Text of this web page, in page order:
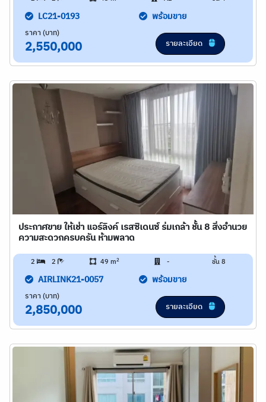
LC21-0193 พร้อมขาย
ราคา (บาท)
2,550,000 รายละเอียด
ประกาศขาย ให้เช่า แอร์ลิงค์ เรสซิเดนซ์ ร่มเกล้า ชั้น 8 สิ่งอำนวย
ความสะดวกครบครัน ห้ามพลาด
2 2 49 m2 - ชั้น 8
AIRLINK21-0057 พร้อมขาย
ราคา (บาท)
2,850,000 รายละเอียด